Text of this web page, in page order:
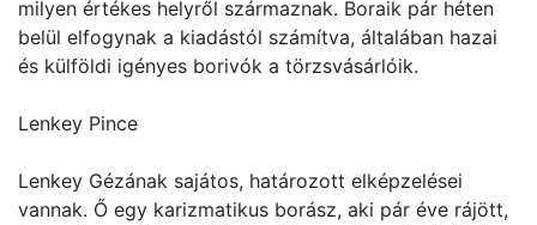
milyen értékes helyről származnak. Boraik pár héten
belül elfogynak a kiadástól számítva, általában hazai
és külföldi igényes borivók a törzsvásárlóik.
Lenkey Pince
Lenkey Gézának sajátos, határozott elképzelései
vannak. Ő egy karizmatikus borász, aki pár éve rájött,